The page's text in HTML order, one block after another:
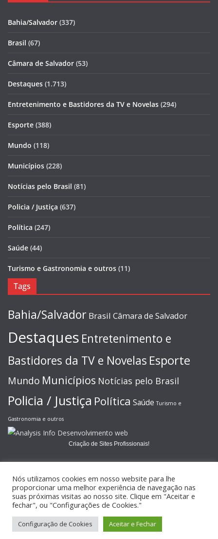
Bahia/Salvador (337)
Brasil (67)
Câmara de Salvador (53)
Destaques (1.713)
Entretenimento e Bastidores da TV e Novelas (294)
Esporte (388)
Mundo (118)
Municípios (228)
Notícias pelo Brasil (81)
Policia / Justiça (637)
Política (247)
Saúde (44)
Turismo e Gastronomia e outros (11)
Tags
Bahia/Salvador Brasil Câmara de Salvador
Destaques Entretenimento e
Bastidores da TV e Novelas Esporte
Mundo Municípios Notícias pelo Brasil
Policia / Justiça Política Saúde Turismo e
Gastronomia e outros
Criação de Sites Profissionais!
Copyright © 2026JORNAL GAZETA ONLINE
reservados.
Tema:ColorMagpor ThemeGrill. Powered by
Nós utilizamos cookies em nosso website para lhe
proporcionar uma melhor experiência de navegação nas
suas próximas visitas ao nosso site. Clique em "Aceitar e
fechar", ou "Configurações de Cookies."
Configuração de Cookies Aceitar e Fechar